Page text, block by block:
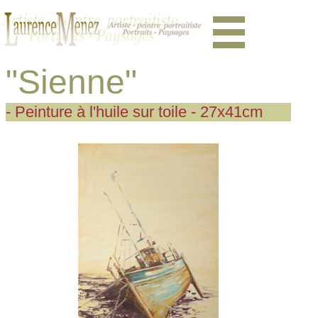
"Sienne"
- Peinture à l'huile sur toile - 27x41cm